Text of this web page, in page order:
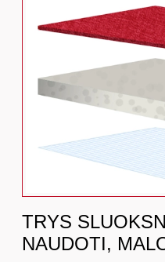
TRYS
NAUDOTI,